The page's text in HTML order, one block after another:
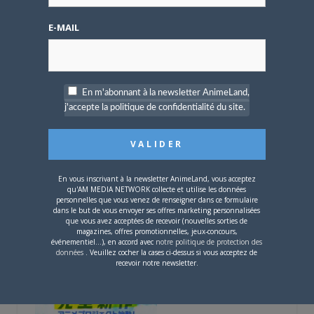
Défendre les couleurs d'AnimeLand était
rencontrer Hiroaki Samura et je pourrai
ARTICLES LIÉS
5 AOÛT 2026 0
L’AnimeLand Hors-Série
– Spécial Posters est
disponible !
E-MAIL
En m'abonnant à la newsletter AnimeLand,
j'accepte la politique de confidentialité du site.
En vous inscrivant à la newsletter AnimeLand, vous acceptez
qu'AM MEDIA NETWORK collecte et utilise les données
personnelles que vous venez de renseigner dans ce formulaire
dans le but de vous envoyer ses offres marketing personnalisées
que vous avez acceptées de recevoir (nouvelles sorties de
magazines, offres promotionnelles, jeux-concours,
événementiel...), en accord avec notre politique de protection des
données . Veuillez cocher la cases ci-dessus si vous acceptez de
recevoir notre newsletter.